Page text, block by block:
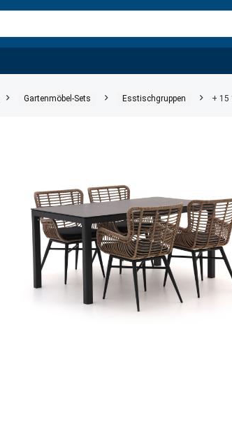
Gartenmöbel-Sets Esstischgruppen + 15